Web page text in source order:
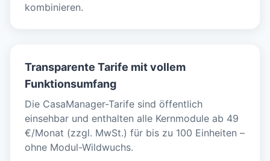
kombinieren.
Transparente Tarife mit vollem
Funktionsumfang
Die CasaManager-Tarife sind öffentlich
einsehbar und enthalten alle Kernmodule ab 49
€/Monat (zzgl. MwSt.) für bis zu 100 Einheiten –
ohne Modul-Wildwuchs.